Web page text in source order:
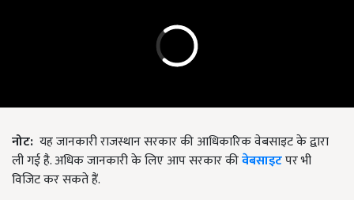
नोट: यह जानकारी राजस्थान सरकार की आधिकारिक वेबसाइट के द्वारा
ली गई है. अधिक जानकारी के लिए आप सरकार कीवेबसाइटपर भी
विजिट कर सकते हैं.